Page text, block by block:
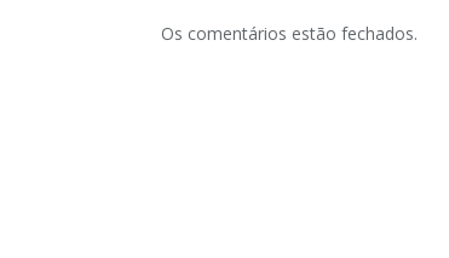
Os comentários estão fechados.